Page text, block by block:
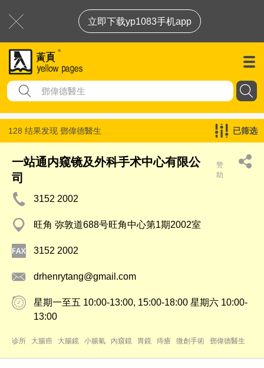
立即下载yp1083手机app
128 结果发现 鄧偉德醫生 已筛选
一站通内窥镜及外科手术中心有限公
司
赞
助
3152 2002
旺角 弥敦道688号旺角中心第1期2002室
3152 2002
drhenrytang@gmail.com
星期一至五 10:00-13:00, 15:00-18:00 星期六 10:00-
13:00
诊所 大腸癌 大腸鏡 小腸氣 內窺鏡 胃鏡 痔瘡 微創手術 鄧偉德醫生